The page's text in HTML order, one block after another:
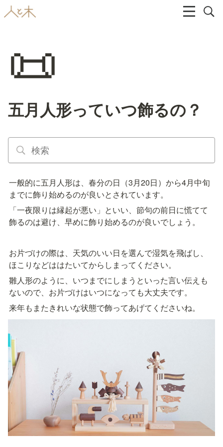
📜
五月人形っていつ飾るの？
一般的に五月人形は、春分の日（3月20日）から4月中旬
までに飾り始めるのが良いとされています。
「一夜限りは縁起が悪い」といい、節句の前日に慌てて
飾るのは避け、早めに飾り始めるのが良いでしょう。
お片づけの際は、天気のいい日を選んで湿気を飛ばし、
ほこりなどははたいてからしまってください。
雛人形のように、いつまでにしまうといった言い伝えも
ないので、お片づけはいつになっても大丈夫です。
来年もまたきれいな状態で飾ってあげてくださいね。